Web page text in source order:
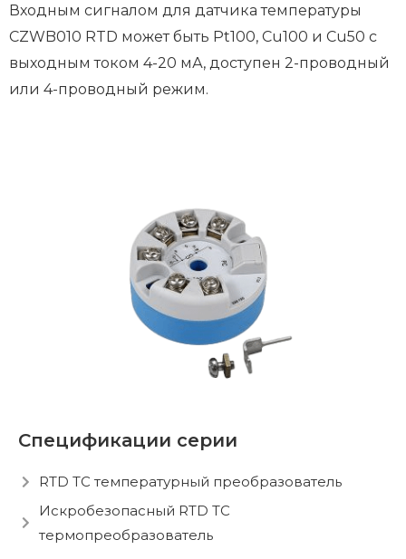
Входным сигналом для датчика температуры
CZWB010 RTD может быть Pt100, Cu100 и Cu50 с
выходным током 4-20 мА, доступен 2-проводный
или 4-проводный режим.
Спецификации серии
RTD TC температурный преобразователь
Искробезопасный RTD TC
термопреобразователь